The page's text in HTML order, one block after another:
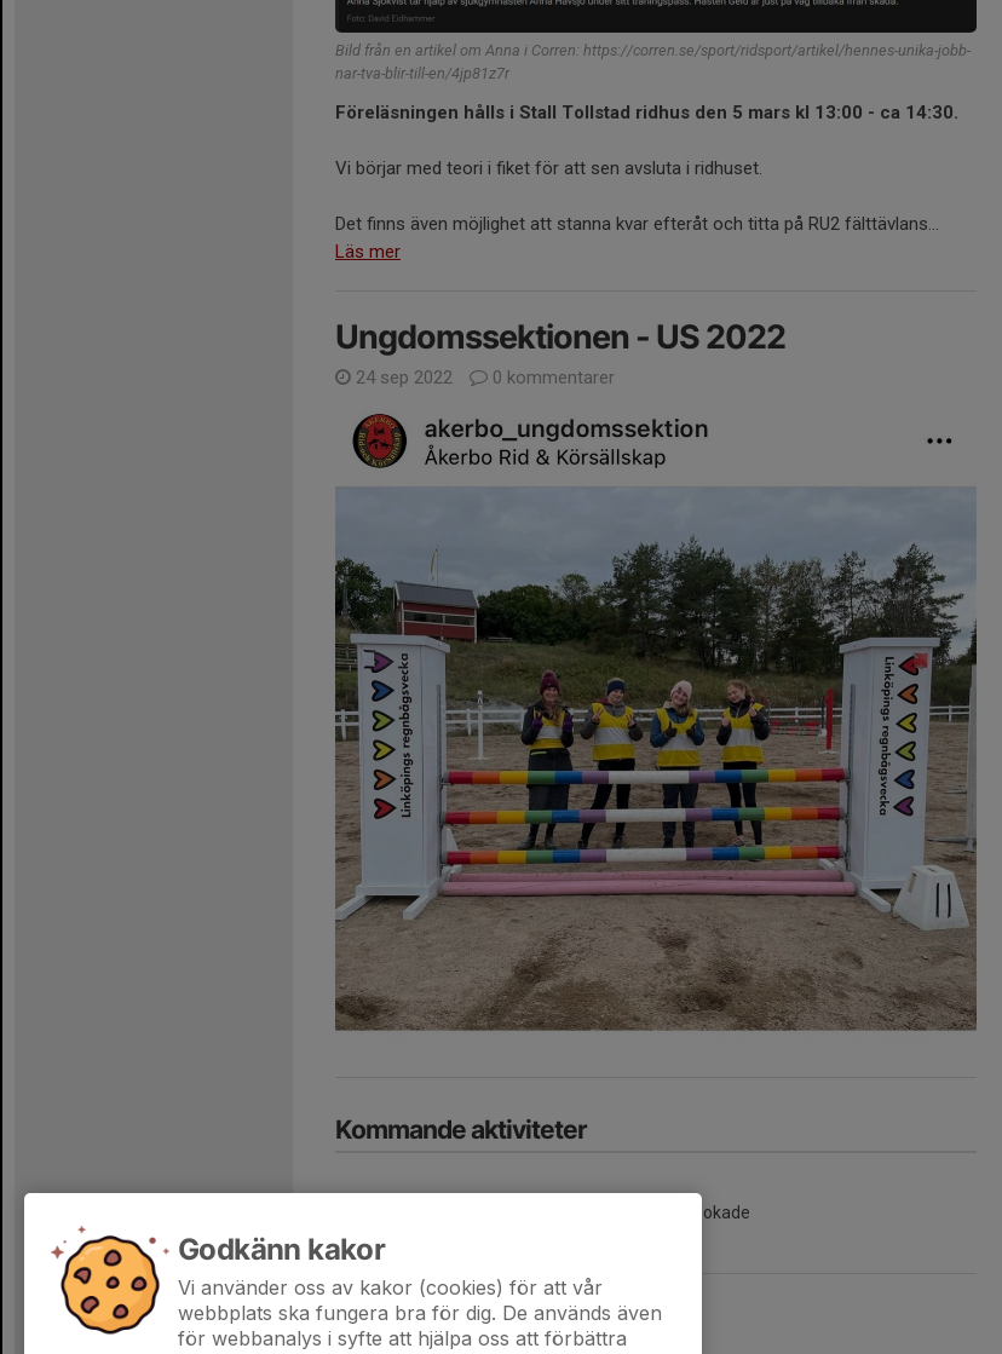
Bild från en artikel om Anna i Corren: https://corren.se/sport/ridsport/artikel/hennes-unika-jobb-
nar-tva-blir-till-en/4jp81z7r
Föreläsningen hålls i Stall Tollstad ridhus den 5 mars kl 13:00 - ca 14:30.
Vi börjar med teori i fiket för att sen avsluta i ridhuset.
Det finns även möjlighet att stanna kvar efteråt och titta på RU2 fälttävlans...
Läs mer
Ungdomssektionen - US 2022
24 sep 2022 0 kommentarer
Kommande aktiviteter
Inga aktiviteter inbokade
Hela kalendern
Godkänn kakor
Vi använder oss av kakor (cookies) för att vår
webbplats ska fungera bra för dig. De används även
för webbanalys i syfte att hjälpa oss att förbättra